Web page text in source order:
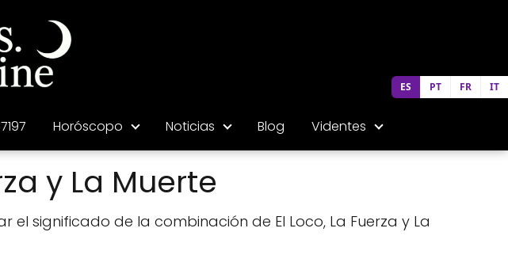
Horóscopo Noticias Blog Videntes
y La Muerte
el significado de la combinación de El Loco, La Fuerza y La
ES PT FR IT